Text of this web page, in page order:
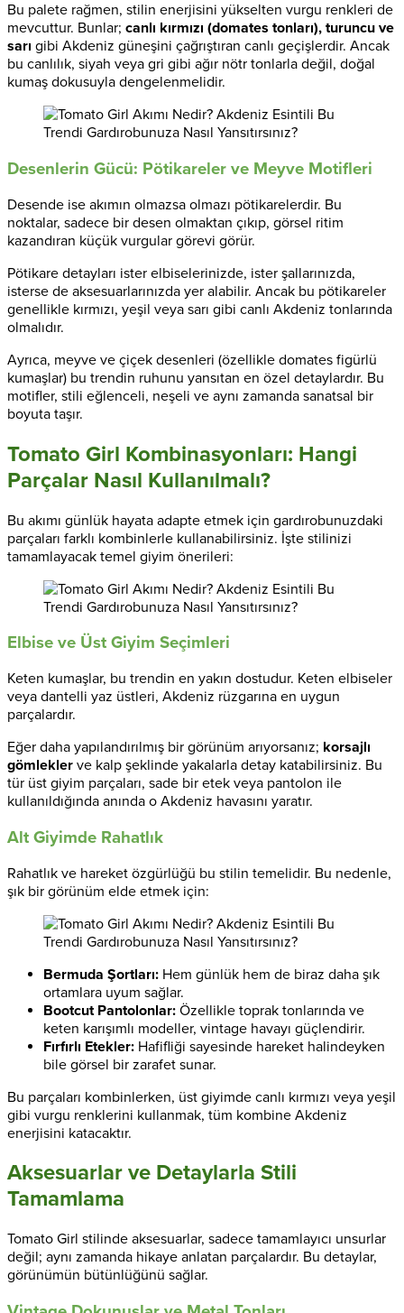
Bu palete rağmen, stilin enerjisini yükselten vurgu renkleri de
mevcuttur. Bunlar; canlı kırmızı (domates tonları), turuncu ve
sarı gibi Akdeniz güneşini çağrıştıran canlı geçişlerdir. Ancak
bu canlılık, siyah veya gri gibi ağır nötr tonlarla değil, doğal
kumaş dokusuyla dengelenmelidir.
Desenlerin Gücü: Pötikareler ve Meyve Motifleri
Desende ise akımın olmazsa olmazı pötikarelerdir. Bu
noktalar, sadece bir desen olmaktan çıkıp, görsel ritim
kazandıran küçük vurgular görevi görür.
Pötikare detayları ister elbiselerinizde, ister şallarınızda,
isterse de aksesuarlarınızda yer alabilir. Ancak bu pötikareler
genellikle kırmızı, yeşil veya sarı gibi canlı Akdeniz tonlarında
olmalıdır.
Ayrıca, meyve ve çiçek desenleri (özellikle domates figürlü
kumaşlar) bu trendin ruhunu yansıtan en özel detaylardır. Bu
motifler, stili eğlenceli, neşeli ve aynı zamanda sanatsal bir
boyuta taşır.
Tomato Girl Kombinasyonları: Hangi
Parçalar Nasıl Kullanılmalı?
Bu akımı günlük hayata adapte etmek için gardırobunuzdaki
parçaları farklı kombinlerle kullanabilirsiniz. İşte stilinizi
tamamlayacak temel giyim önerileri:
Elbise ve Üst Giyim Seçimleri
Keten kumaşlar, bu trendin en yakın dostudur. Keten elbiseler
veya dantelli yaz üstleri, Akdeniz rüzgarına en uygun
parçalardır.
Eğer daha yapılandırılmış bir görünüm arıyorsanız; korsajlı
gömlekler ve kalp şeklinde yakalarla detay katabilirsiniz. Bu
tür üst giyim parçaları, sade bir etek veya pantolon ile
kullanıldığında anında o Akdeniz havasını yaratır.
Alt Giyimde Rahatlık
Rahatlık ve hareket özgürlüğü bu stilin temelidir. Bu nedenle,
şık bir görünüm elde etmek için:
Bermuda Şortları: Hem günlük hem de biraz daha şık
ortamlara uyum sağlar.
Bootcut Pantolonlar: Özellikle toprak tonlarında ve
keten karışımlı modeller, vintage havayı güçlendirir.
Fırfırlı Etekler: Hafifliği sayesinde hareket halindeyken
bile görsel bir zarafet sunar.
Bu parçaları kombinlerken, üst giyimde canlı kırmızı veya yeşil
gibi vurgu renklerini kullanmak, tüm kombine Akdeniz
enerjisini katacaktır.
Aksesuarlar ve Detaylarla Stili
Tamamlama
Tomato Girl stilinde aksesuarlar, sadece tamamlayıcı unsurlar
değil; aynı zamanda hikaye anlatan parçalardır. Bu detaylar,
görünümün bütünlüğünü sağlar.